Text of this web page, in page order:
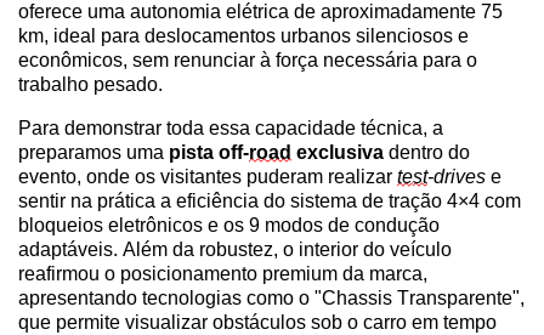
oferece uma autonomia elétrica de aproximadamente 75
km, ideal para deslocamentos urbanos silenciosos e
econômicos, sem renunciar à força necessária para o
trabalho pesado.
Para demonstrar toda essa capacidade técnica, a
preparamos uma pista off-road exclusiva dentro do
evento, onde os visitantes puderam realizar test-drives e
sentir na prática a eficiência do sistema de tração 4×4 com
bloqueios eletrônicos e os 9 modos de condução
adaptáveis. Além da robustez, o interior do veículo
reafirmou o posicionamento premium da marca,
apresentando tecnologias como o "Chassis Transparente",
que permite visualizar obstáculos sob o carro em tempo